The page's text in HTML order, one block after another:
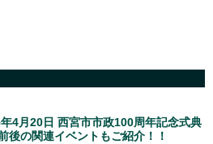
年4月20日 西宮市市政100周年記念式典
後の関連イベントもご紹介！！